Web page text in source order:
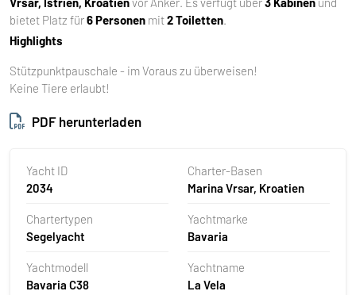
bietet Platz für6 Personen mit2 Toiletten.
Highlights
Stützpunktpauschale - im Voraus zu überweisen!
Keine Tiere erlaubt!
PDF herunterladen
Yacht ID
2034
Charter-Basen
Marina Vrsar, Kroatien
Chartertypen
Segelyacht
Yachtmarke
Bavaria
Yachtmodell
Bavaria C38
Yachtname
La Vela